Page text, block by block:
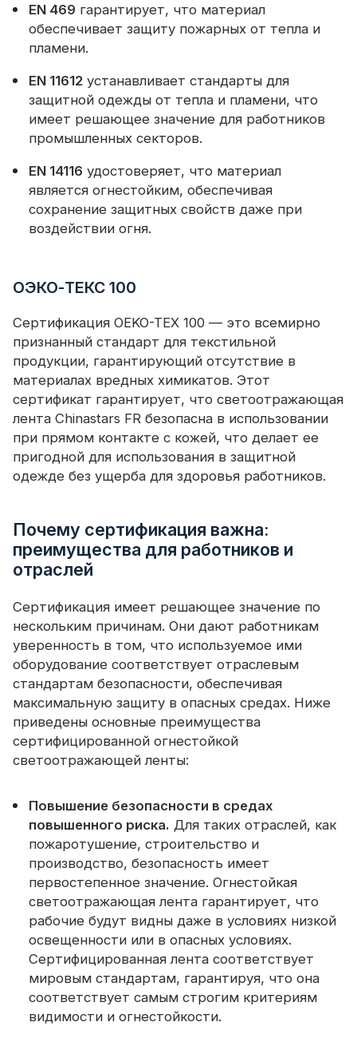
EN 469 гарантирует, что материал
обеспечивает защиту пожарных от тепла и
пламени.
EN 11612 устанавливает стандарты для
защитной одежды от тепла и пламени, что
имеет решающее значение для работников
промышленных секторов.
EN 14116 удостоверяет, что материал
является огнестойким, обеспечивая
сохранение защитных свойств даже при
воздействии огня.
ОЭКО-ТЕКС 100
Сертификация OEKO-TEX 100 — это всемирно
признанный стандарт для текстильной
продукции, гарантирующий отсутствие в
материалах вредных химикатов. Этот
сертификат гарантирует, что светоотражающая
лента Chinastars FR безопасна в использовании
при прямом контакте с кожей, что делает ее
пригодной для использования в защитной
одежде без ущерба для здоровья работников.
Почему сертификация важна:
преимущества для работников и
отраслей
Сертификация имеет решающее значение по
нескольким причинам. Они дают работникам
уверенность в том, что используемое ими
оборудование соответствует отраслевым
стандартам безопасности, обеспечивая
максимальную защиту в опасных средах. Ниже
приведены основные преимущества
сертифицированной огнестойкой
светоотражающей ленты:
Повышение безопасности в средах
повышенного риска. Для таких отраслей, как
пожаротушение, строительство и
производство, безопасность имеет
первостепенное значение. Огнестойкая
светоотражающая лента гарантирует, что
рабочие будут видны даже в условиях низкой
освещенности или в опасных условиях.
Сертифицированная лента соответствует
мировым стандартам, гарантируя, что она
соответствует самым строгим критериям
видимости и огнестойкости.